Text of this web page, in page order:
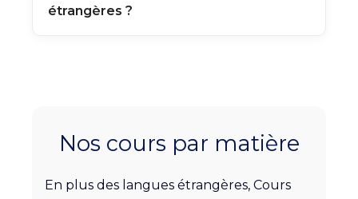
grammaire, la compréhension et l’oral
étrangères ?
Nos cours par matière
En plus des langues étrangères, Cours